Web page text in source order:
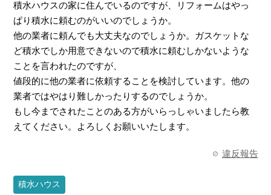
積水ハウスの家に住んでいるのですが、リフォームはやっ
ぱり積水に頼むのがいいのでしょうか。
他の業者に頼んでも大丈夫なのでしょうか。ガスケットな
ど積水でしか用意できないので積水に頼むしかないような
ことを言われたのですが、
値段的に他の業者に依頼することを検討しています。他の
業者ではやはり難しかったりするのでしょうか。
もし今までされたことのある方がいらっしゃいましたら教
えてください。よろしくお願いいたします。
違反報告
積水ハウス